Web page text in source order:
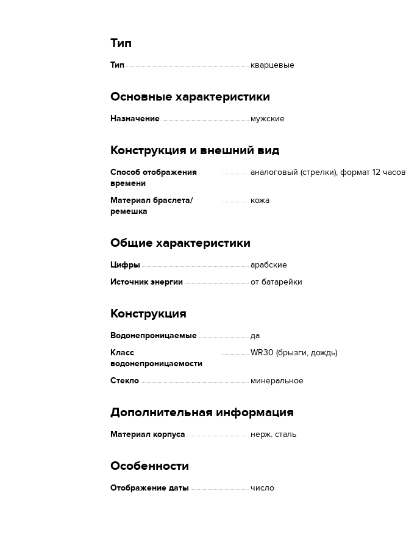
Тип
Тип кварцевые
Основные характеристики
Назначение мужские
Конструкция и внешний вид
Способ отображения
времени
аналоговый (стрелки), формат 12 часов
Материал браслета/
ремешка
кожа
Общие характеристики
Цифры
арабские
Источник энергии
от батарейки
Конструкция
Водонепроницаемые
да
Класс
водонепроницаемости
WR30 (брызги, дождь)
Стекло минеральное
Дополнительная информация
Материал корпуса нерж. сталь
Особенности
Отображение даты число